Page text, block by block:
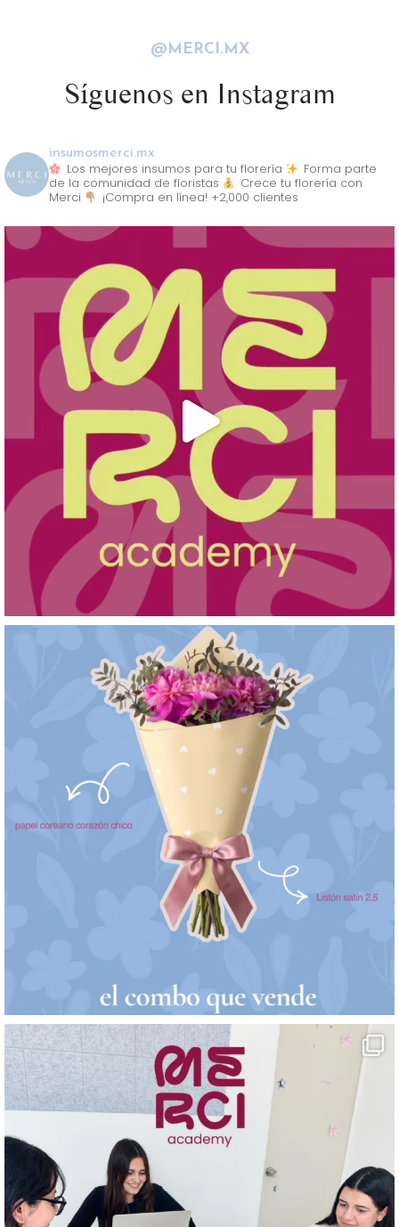
@MERCI.MX
Síguenos en Instagram
insumosmerci.mx
Los mejores insumos para tu florería
Forma parte
de la comunidad de floristas
Crece tu florería con
Merci
¡Compra en línea! +2,000 clientes